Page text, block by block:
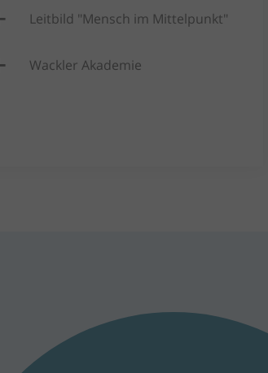
Leitbild "Mensch im Mittelpunkt"
Wackler Akademie